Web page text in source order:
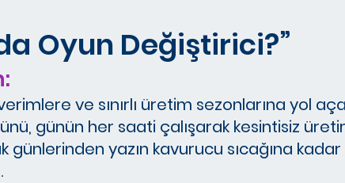
Oyun Değiştirici?”
ve sınırlı üretim sezonlarına yol
günün her saati çalışarak kesintisiz
günlerinden yazın kavurucu sıcağına kadar